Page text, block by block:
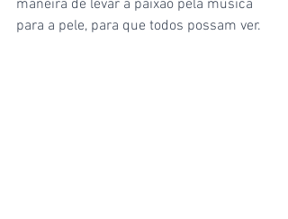
maneira de levar a paixão pela música
para a pele, para que todos possam ver.